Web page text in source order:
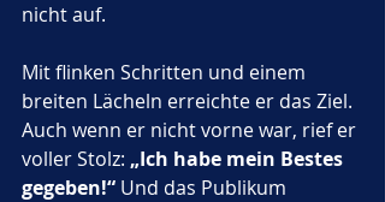
nicht auf.
Mit flinken Schritten und einem
breiten Lächeln erreichte er das Ziel.
Auch wenn er nicht vorne war, rief er
voller Stolz: „Ich habe mein Bestes
gegeben!“ Und das Publikum